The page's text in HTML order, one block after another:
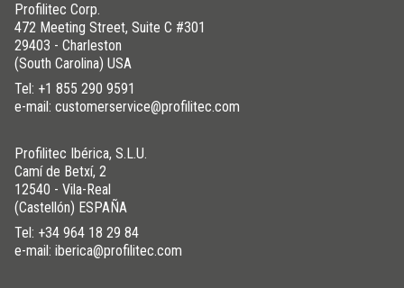
Profilitec Corp.
472 Meeting Street, Suite C #301
29403 - Charleston
(South Carolina) USA
Tel: +1 855 290 9591
e-mail: customerservice@profilitec.com
Profilitec Ibérica, S.L.U.
Camí de Betxí, 2
12540 - Vila-Real
(Castellón) ESPAÑA
Tel: +34 964 18 29 84
e-mail: iberica@profilitec.com